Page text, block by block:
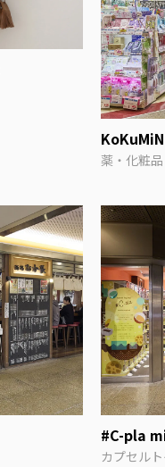
KoKuMiN
薬・化粧品
#C-pla
カプセルト